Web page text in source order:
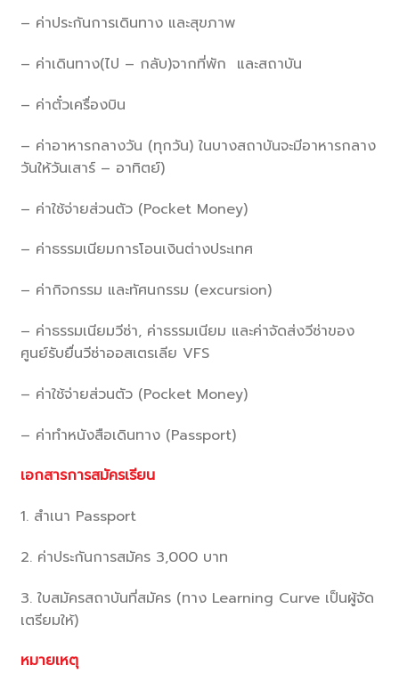
– ค่าประกันการเดินทาง และสุขภาพ
– ค่าเดินทาง(ไป – กลับ)จากที่พัก และสถาบัน
– ค่าตั๋วเครื่องบิน
– ค่าอาหารกลางวัน (ทุกวัน) ในบางสถาบันจะมีอาหารกลาง
วันให้วันเสาร์ – อาทิตย์)
– ค่าใช้จ่ายส่วนตัว (Pocket Money)
– ค่าธรรมเนียมการโอนเงินต่างประเทศ
– ค่ากิจกรรม และทัศนกรรม (excursion)
– ค่าธรรมเนียมวีซ่า, ค่าธรรมเนียม และค่าจัดส่งวีซ่าของ
ศูนย์รับยื่นวีซ่าออสเตรเลีย VFS
– ค่าใช้จ่ายส่วนตัว (Pocket Money)
– ค่าทำหนังสือเดินทาง (Passport)
เอกสารการสมัครเรียน
1. สำเนา Passport
2. ค่าประกันการสมัคร 3,000 บาท
3. ใบสมัครสถาบันที่สมัคร (ทาง Learning Curve เป็นผู้จัด
เตรียมให้)
หมายเหตุ